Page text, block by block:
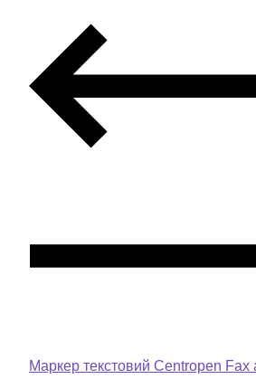
Маркер текстовий Centropen Fax